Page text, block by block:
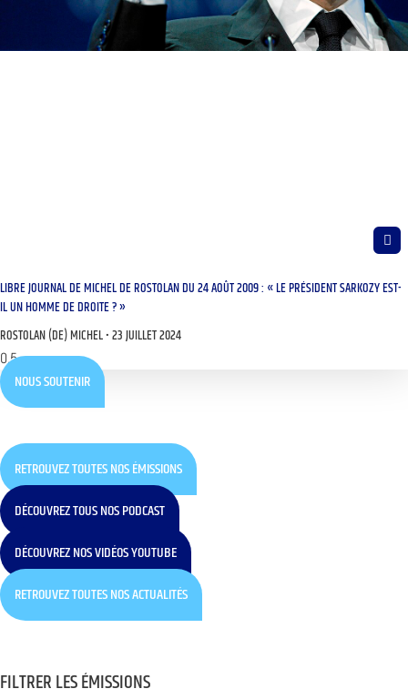
LIBRE JOURNAL DE MICHEL DE ROSTOLAN DU 24 AOÛT 2009 : « LE PRÉSIDENT SARKOZY EST-
IL UN HOMME DE DROITE ? »
ROSTOLAN (DE) MICHEL 23 JUILLET 2024
NOUS SOUTENIR
RETROUVEZ TOUTES NOS ÉMISSIONS
DÉCOUVREZ TOUS NOS PODCAST
DÉCOUVREZ NOS VIDÉOS YOUTUBE
RETROUVEZ TOUTES NOS ACTUALITÉS
FILTRER LES ÉMISSIONS